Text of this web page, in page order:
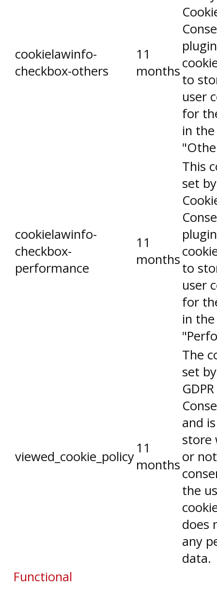
cookielawinfo-
checkbox-others
11
months
to
user
for
in
cookielawinfo-
checkbox-
performance
11
months
This
set
to
user
for
in
viewed_cookie_policy
11
months
The
set
and
store
or
the
does
any
data.
Functional